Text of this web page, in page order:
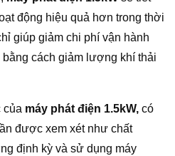
động hiệu quả hơn trong thời
giúp giảm chi phí vận hành
cách giảm lượng khí thải
của máy phát điện 1.5kW, có
được xem xét như chất
định kỳ và sử dụng máy